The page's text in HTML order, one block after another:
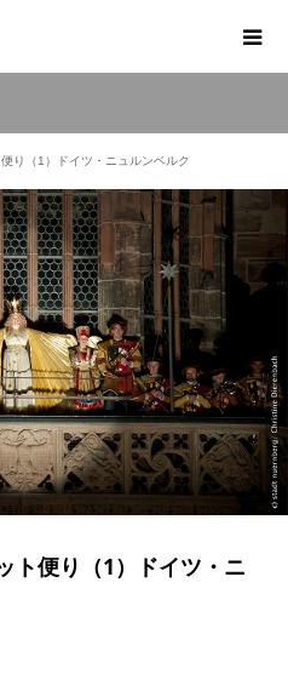
り（1）ドイツ・ニュルンベルク
ト便り（1）ドイツ・ニ